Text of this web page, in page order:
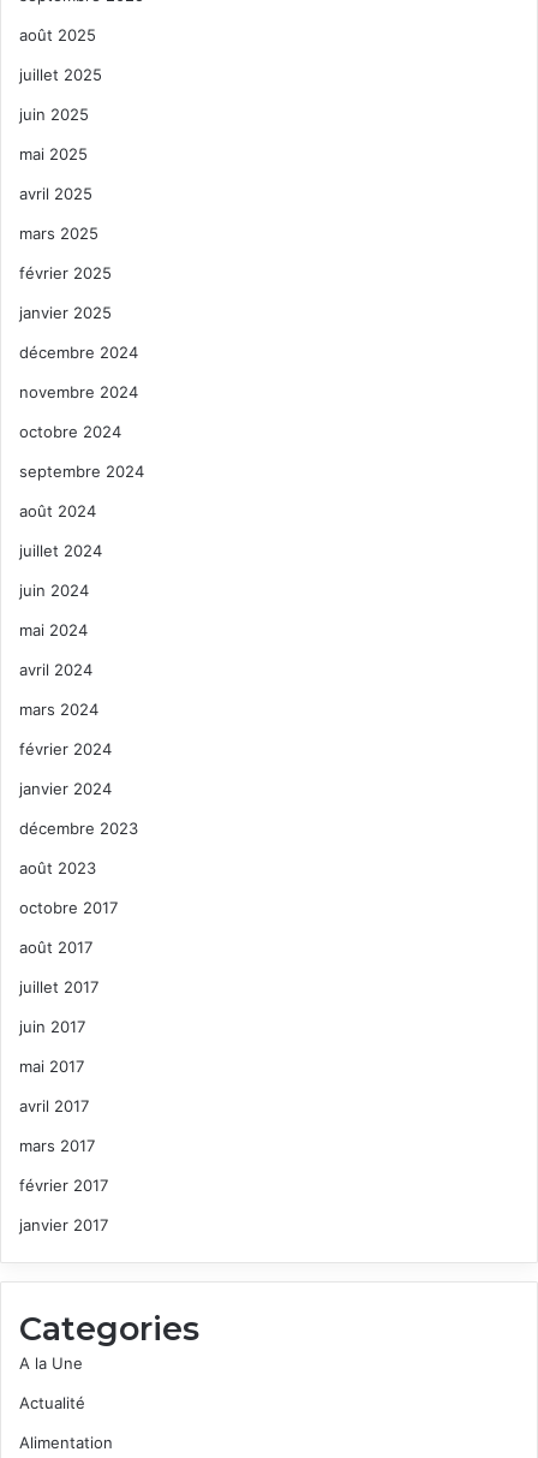
août 2025
juillet 2025
juin 2025
mai 2025
avril 2025
mars 2025
février 2025
janvier 2025
décembre 2024
novembre 2024
octobre 2024
septembre 2024
août 2024
juillet 2024
juin 2024
mai 2024
avril 2024
mars 2024
février 2024
janvier 2024
décembre 2023
août 2023
octobre 2017
août 2017
juillet 2017
juin 2017
mai 2017
avril 2017
mars 2017
février 2017
janvier 2017
Categories
A la Une
Actualité
Alimentation